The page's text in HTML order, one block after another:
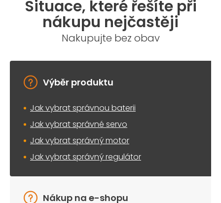
Situace, které řešíte při
nákupu nejčastěji
Nakupujte bez obav
Výběr produktu
Jak vybrat správnou baterii
Jak vybrat správné servo
Jak vybrat správný motor
Jak vybrat správný regulátor
Nákup na e-shopu